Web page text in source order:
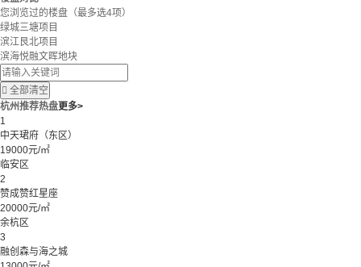
您浏览过的楼盘 （最多选4项）
绿城三塘项目
滨江艮北项目
滨海悦融文晖地块
 全部清空
杭州推荐热盘更多>
1
中天珺府（东区）
19000元/㎡
临安区
2
赞成赞红星座
20000元/㎡
余杭区
3
融创森与海之城